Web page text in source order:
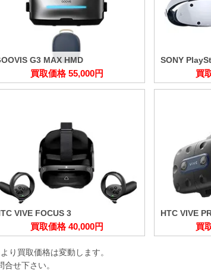
G3 MAX HMD
買取価格 55,000円
SONY
買
VIVE FOCUS 3
買取価格 40,000円
HTC VIVE
買
り買取価格は変動します。
せ下さい。